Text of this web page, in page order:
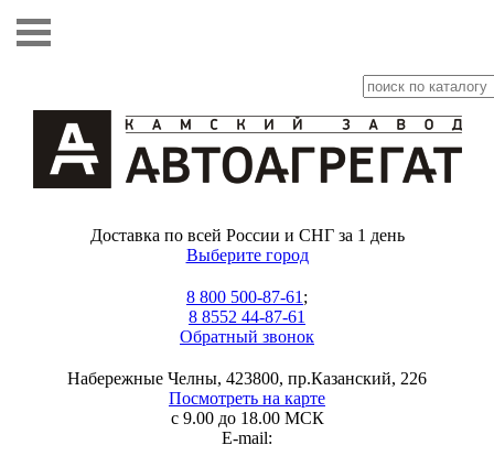
Доставка по всей России и СНГ за 1 день
Выберите город
8 800 500-87-61 ;
8 8552 44-87-61
Обратный звонок
Набережные Челны, 423800, пр.Казанский, 226
Посмотреть на карте
с 9.00 до 18.00 МСК
E-mail: